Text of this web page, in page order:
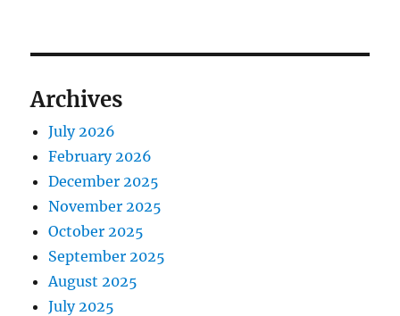
Archives
July 2026
February 2026
December 2025
November 2025
October 2025
September 2025
August 2025
July 2025